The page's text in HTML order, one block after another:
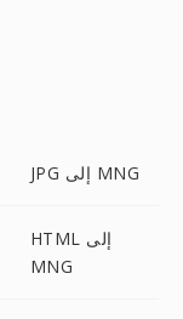
JPG إلى MNG
HTML إلى
MNG